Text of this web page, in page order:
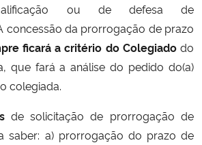
Regional
ou de defesa de
concessão da prorrogação de prazo
ficará a critério do Colegiadodo
que fará a análise do pedido do(a)
colegiada.
de solicitação de prorrogação de
saber: a) prorrogação do prazo de